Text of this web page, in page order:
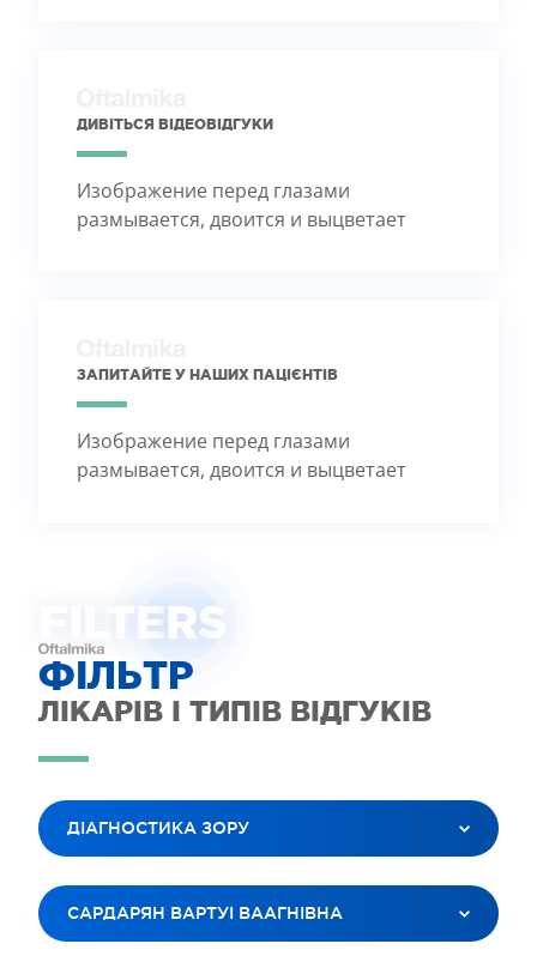
ДИВІТЬСЯ ВІДЕОВІДГУКИ
Изображение перед глазами
размывается, двоится и выцветает
ЗАПИТАЙТЕ У НАШИХ ПАЦІЄНТІВ
Изображение перед глазами
размывается, двоится и выцветает
FILTERS
ФІЛЬТР
ЛІКАРІВ І ТИПІВ ВІДГУКІВ
ДІАГНОСТИКА ЗОРУ
ВСІ ПОСЛУГИ
ЛАЗЕРНА КОРЕКЦІЯ ЗОРУ
САРДАРЯН ВАРТУІ ВААГНІВНА